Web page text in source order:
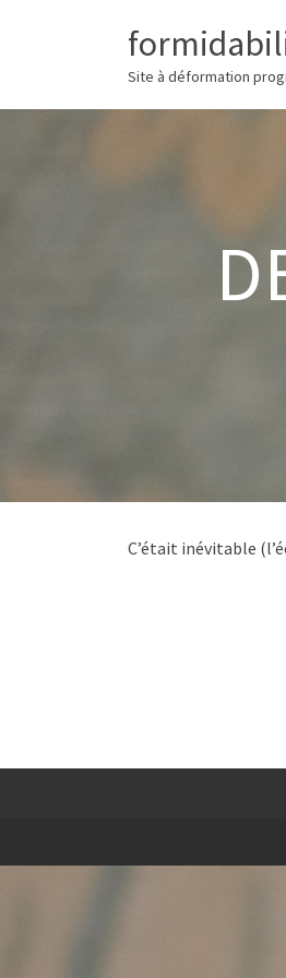
Site à déformation
C’était inévitable